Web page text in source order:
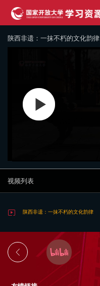
陕西非遗：一抹不朽的文化韵律
视频列表
陕西非遗：一抹不朽的文化韵律